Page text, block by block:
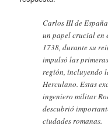
Carlos III de
un papel crucial en
1738, durante su
impulsó las
región, incluyendo
Herculano. Estas
ingeniero militar
descubrió
ciudades romanas.